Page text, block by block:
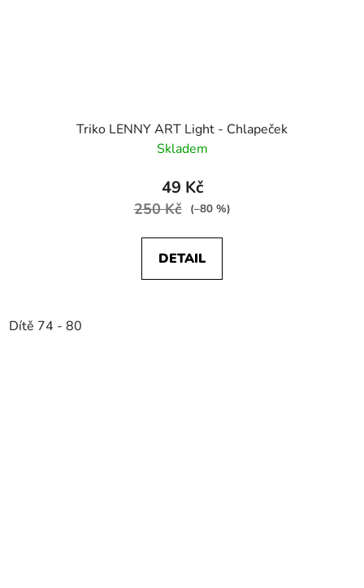
Triko LENNY ART Light - Chlapeček
Skladem
49 Kč
250 Kč (–80 %)
DETAIL
Dítě 74 - 80